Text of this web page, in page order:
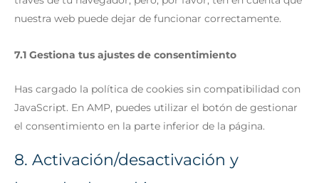
nuestra web puede dejar de funcionar correctamente.
7.1 Gestiona tus ajustes de consentimiento
Has cargado la política de cookies sin compatibilidad con
JavaScript. En AMP, puedes utilizar el botón de gestionar
el consentimiento en la parte inferior de la página.
8. Activación/desactivación y